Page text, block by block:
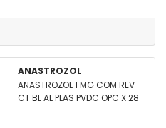
ANASTROZOL
ANASTROZOL 1 MG COM REV
CT BL AL PLAS PVDC OPC X 28